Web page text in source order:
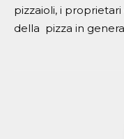
pizzaioli, i
della pizza in